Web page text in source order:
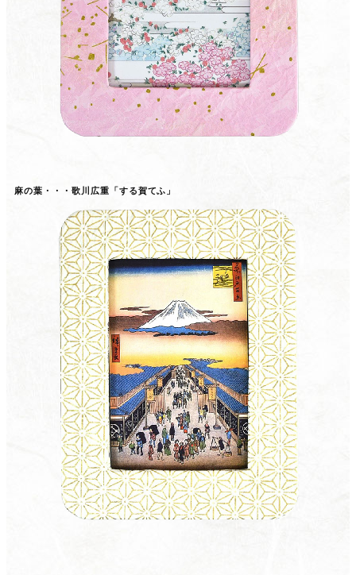
麻の葉・・・歌川広重「する賀てふ」